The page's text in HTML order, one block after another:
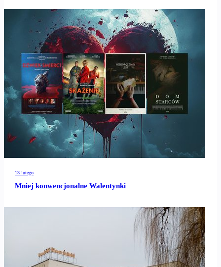
13 lutego
Mniej konwencjonalne Walentynki